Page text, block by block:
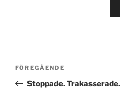
Inläggsnavigering
Föregående
inlägg
FÖREGÅENDE
Stoppade.